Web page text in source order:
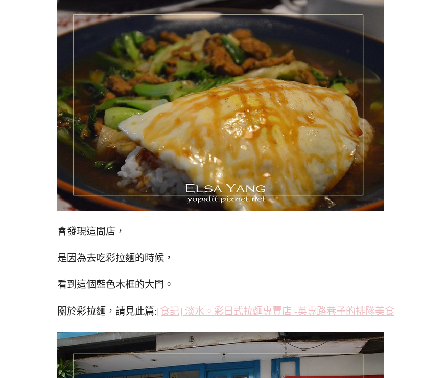
會發現這間店，
是因為去吃彩拉麵的時候，
看到這個藍色木框的大門。
關於彩拉麵，請見此篇:[食記] 淡水。彩日式拉麵專賣店 -英專路巷子的排隊美食